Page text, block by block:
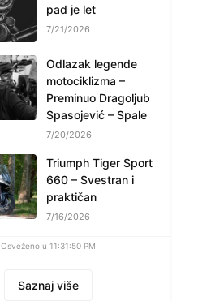
pad je let
7/21/2026
Odlazak legende
motociklizma –
Preminuo Dragoljub
Spasojević – Spale
7/20/2026
Triumph Tiger Sport
660 – Svestran i
praktičan
7/16/2026
Osveženo u 11:31:50 PM
Saznaj više